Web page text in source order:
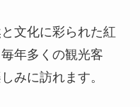
文化に彩られた紅
年多くの観光客
みに訪れます。